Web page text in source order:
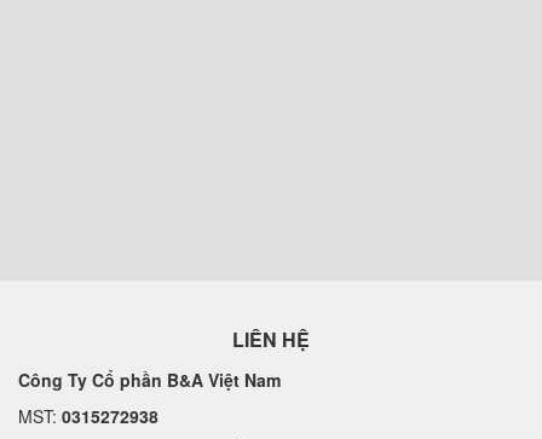
LIÊN HỆ
Công Ty Cổ phần B&A Việt Nam
MST: 0315272938